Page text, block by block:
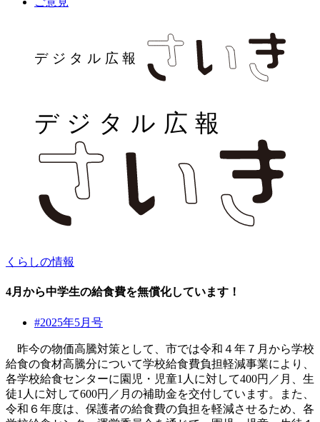
くらしの情報
4月から中学生の給食費を無償化しています！
#2025年5月号
昨今の物価高騰対策として、市では令和４年７月から学校
給食の食材高騰分について学校給食費負担軽減事業により、
各学校給食センターに園児・児童1人に対して400円／月、生
徒1人に対して600円／月の補助金を交付しています。また、
令和６年度は、保護者の給食費の負担を軽減させるため、各